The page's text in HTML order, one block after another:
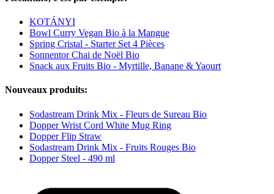
KOTÁNYI
Bowl Curry Vegan Bio à la Mangue
Spring Cristal - Starter Set 4 Pièces
Sonnentor Chai de Noël Bio
Snack aux Fruits Bio - Myrtille, Banane & Yaourt
Nouveaux produits:
Sodastream Drink Mix - Fleurs de Sureau Bio
Dopper Wrist Cord White Mug Ring
Dopper Flip Straw
Sodastream Drink Mix - Fruits Rouges Bio
Dopper Steel - 490 ml